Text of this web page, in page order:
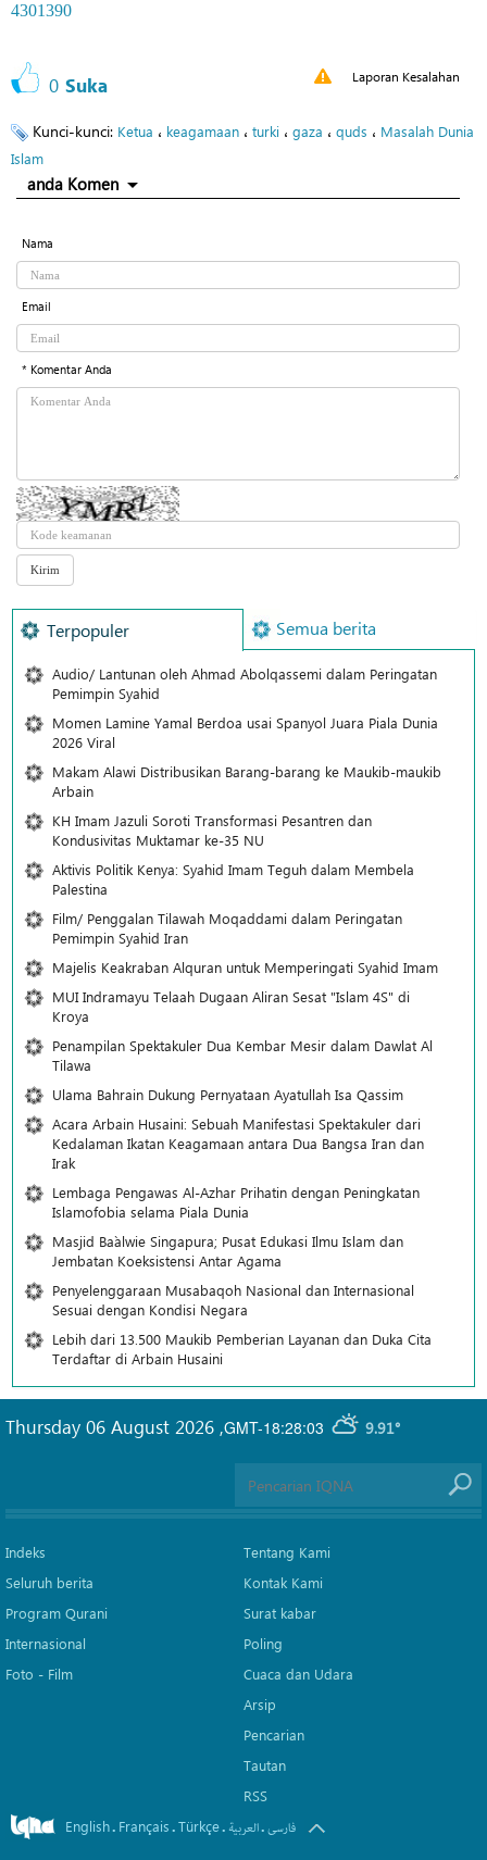
4301390
0 Suka Laporan Kesalahan
Kunci-kunci: Ketua ، keagamaan ، turki ، gaza ، quds ، Masalah Dunia
Islam
anda Komen
Nama
Email
* Komentar Anda
Terpopuler Semua berita
Audio/ Lantunan oleh Ahmad Abolqassemi dalam Peringatan
Pemimpin Syahid
Momen Lamine Yamal Berdoa usai Spanyol Juara Piala Dunia
2026 Viral
Makam Alawi Distribusikan Barang-barang ke Maukib-maukib
Arbain
KH Imam Jazuli Soroti Transformasi Pesantren dan
Kondusivitas Muktamar ke-35 NU
Aktivis Politik Kenya: Syahid Imam Teguh dalam Membela
Palestina
Film/ Penggalan Tilawah Moqaddami dalam Peringatan
Pemimpin Syahid Iran
Majelis Keakraban Alquran untuk Memperingati Syahid Imam
MUI Indramayu Telaah Dugaan Aliran Sesat "Islam 4S" di
Kroya
Penampilan Spektakuler Dua Kembar Mesir dalam Dawlat Al
Tilawa
Ulama Bahrain Dukung Pernyataan Ayatullah Isa Qassim
Acara Arbain Husaini: Sebuah Manifestasi Spektakuler dari
Kedalaman Ikatan Keagamaan antara Dua Bangsa Iran dan
Irak
Lembaga Pengawas Al-Azhar Prihatin dengan Peningkatan
Islamofobia selama Piala Dunia
Masjid Ba`alwie Singapura; Pusat Edukasi Ilmu Islam dan
Jembatan Koeksistensi Antar Agama
Penyelenggaraan Musabaqoh Nasional dan Internasional
Sesuai dengan Kondisi Negara
Lebih dari 13.500 Maukib Pemberian Layanan dan Duka Cita
Terdaftar di Arbain Husaini
GMT-18:28:03 9.91°
Thursday 06 August 2026 ,
Indeks
Seluruh berita
Program Qurani
Internasional
Foto - Film
Tentang Kami
Kontak Kami
Surat kabar
Poling
Cuaca dan Udara
Arsip
Pencarian
Tautan
RSS
English. Français.Türkçe. العربیة.فارسی